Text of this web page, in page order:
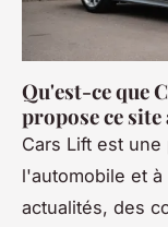
Qu'est-ce que
propose ce
Cars Lift est une
l'automobile et
actualités, des